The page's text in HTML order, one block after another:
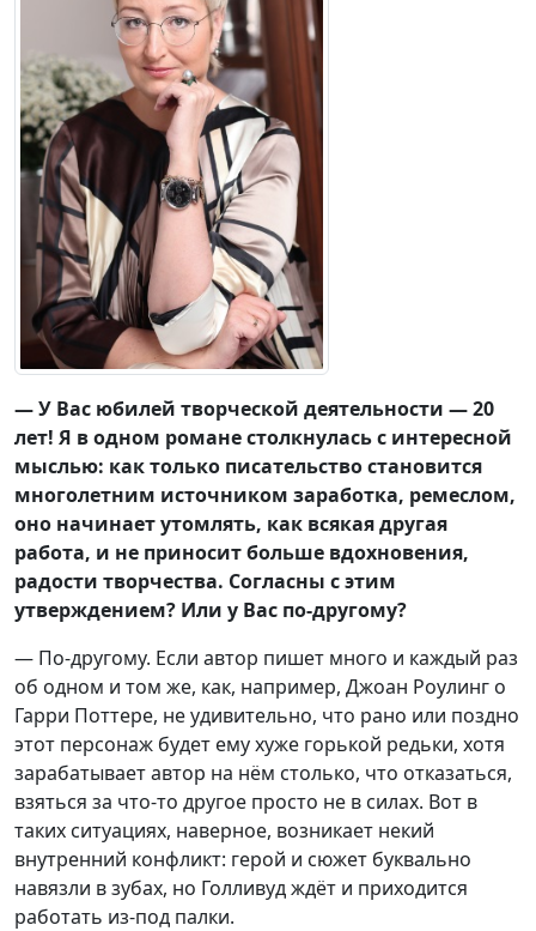
— У Вас юбилей творческой деятельности — 20
лет! Я в одном романе столкнулась с интересной
мыслью: как только писательство становится
многолетним источником заработка, ремеслом,
оно начинает утомлять, как всякая другая
работа, и не приносит больше вдохновения,
радости творчества. Согласны с этим
утверждением? Или у Вас по-другому?
— По-другому. Если автор пишет много и каждый раз
об одном и том же, как, например, Джоан Роулинг о
Гарри Поттере, не удивительно, что рано или поздно
этот персонаж будет ему хуже горькой редьки, хотя
зарабатывает автор на нём столько, что отказаться,
взяться за что-то другое просто не в силах. Вот в
таких ситуациях, наверное, возникает некий
внутренний конфликт: герой и сюжет буквально
навязли в зубах, но Голливуд ждёт и приходится
работать из-под палки.